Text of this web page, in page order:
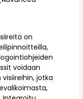
on
voidaan
jotka